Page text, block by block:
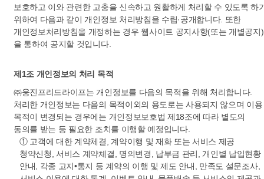
보호하고 이와 관련한 고충을 신속하고 원활하게 처리할 수 있도록 하
위하여 다음과 같이 개인정보 처리방침을 수립·공개합니다. 또한
개인정보처리방침을 개정하는 경우 웹사이트 공지사항(또는 개별공지)
을 통하여 공지할 것입니다.
제1조 개인정보의 처리 목적
㈜웅진프리드라이프는 개인정보를 다음의 목적을 위해 처리합니다.
처리한 개인정보는 다음의 목적이외의 용도로는 사용되지 않으며 이용
목적이 변경되는 경우에는 개인정보보호법 제18조에 따라 별도의
동의를 받는 등 필요한 조치를 이행할 예정입니다.
① 고객에 대한 계약체결, 계약이행 및 재화 또는 서비스 제공
청약신청, 서비스 계약체결, 명의변경, 납부금 관리, 개인별 납입현황
안내, 각종 고지•통지 등 계약의 이행 및 제도 안내, 만족도 설문조사,